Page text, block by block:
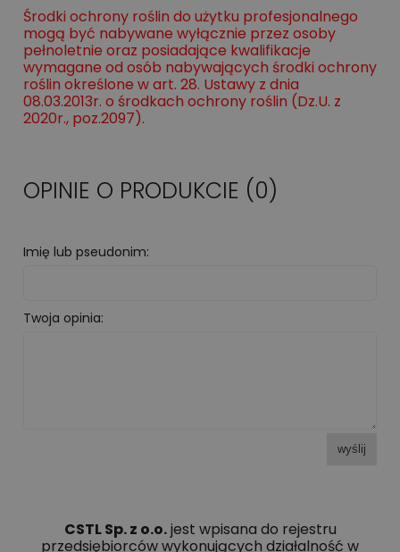
Środki ochrony roślin do użytku profesjonalnego
mogą być nabywane wyłącznie przez osoby
pełnoletnie oraz posiadające kwalifikacje
wymagane od osób nabywających środki ochrony
roślin określone w art. 28. Ustawy z dnia
08.03.2013r. o środkach ochrony roślin (Dz.U. z
2020r., poz.2097).
OPINIE O PRODUKCIE (0)
Imię lub pseudonim:
Twoja opinia:
wyślij
CSTL Sp. z o.o.jest wpisana do rejestru
przedsiębiorców wykonujących działalność w